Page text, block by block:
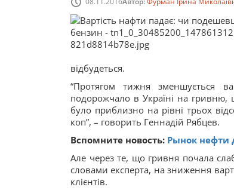
відбудеться.
“Протягом тижня зменшується
подорожчало в Україні на
було приблизно на рівні трьох
коп”, – говорить Геннадій Рябцев.
Вспомните новость: Рынок нефти
Але через те, що гривня почала
словами експерта, на зниження
клієнтів.